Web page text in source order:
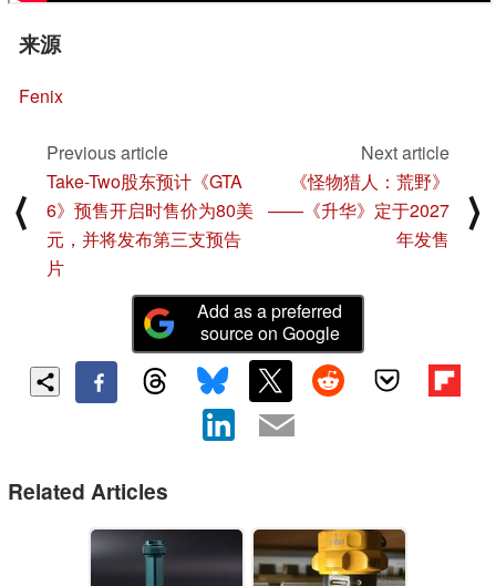
来源
Fenix
⟨
Previous article
Take-Two股东预计《GTA
6》预售开启时售价为80美
元，并将发布第三支预告
片
Next article
《怪物猎人：荒野》
——《升华》定于2027
年发售
⟩
Add as a preferred
source on Google
Related Articles